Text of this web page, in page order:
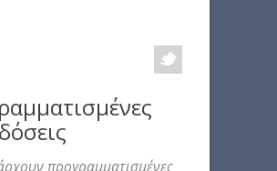
προγραμματισμένες